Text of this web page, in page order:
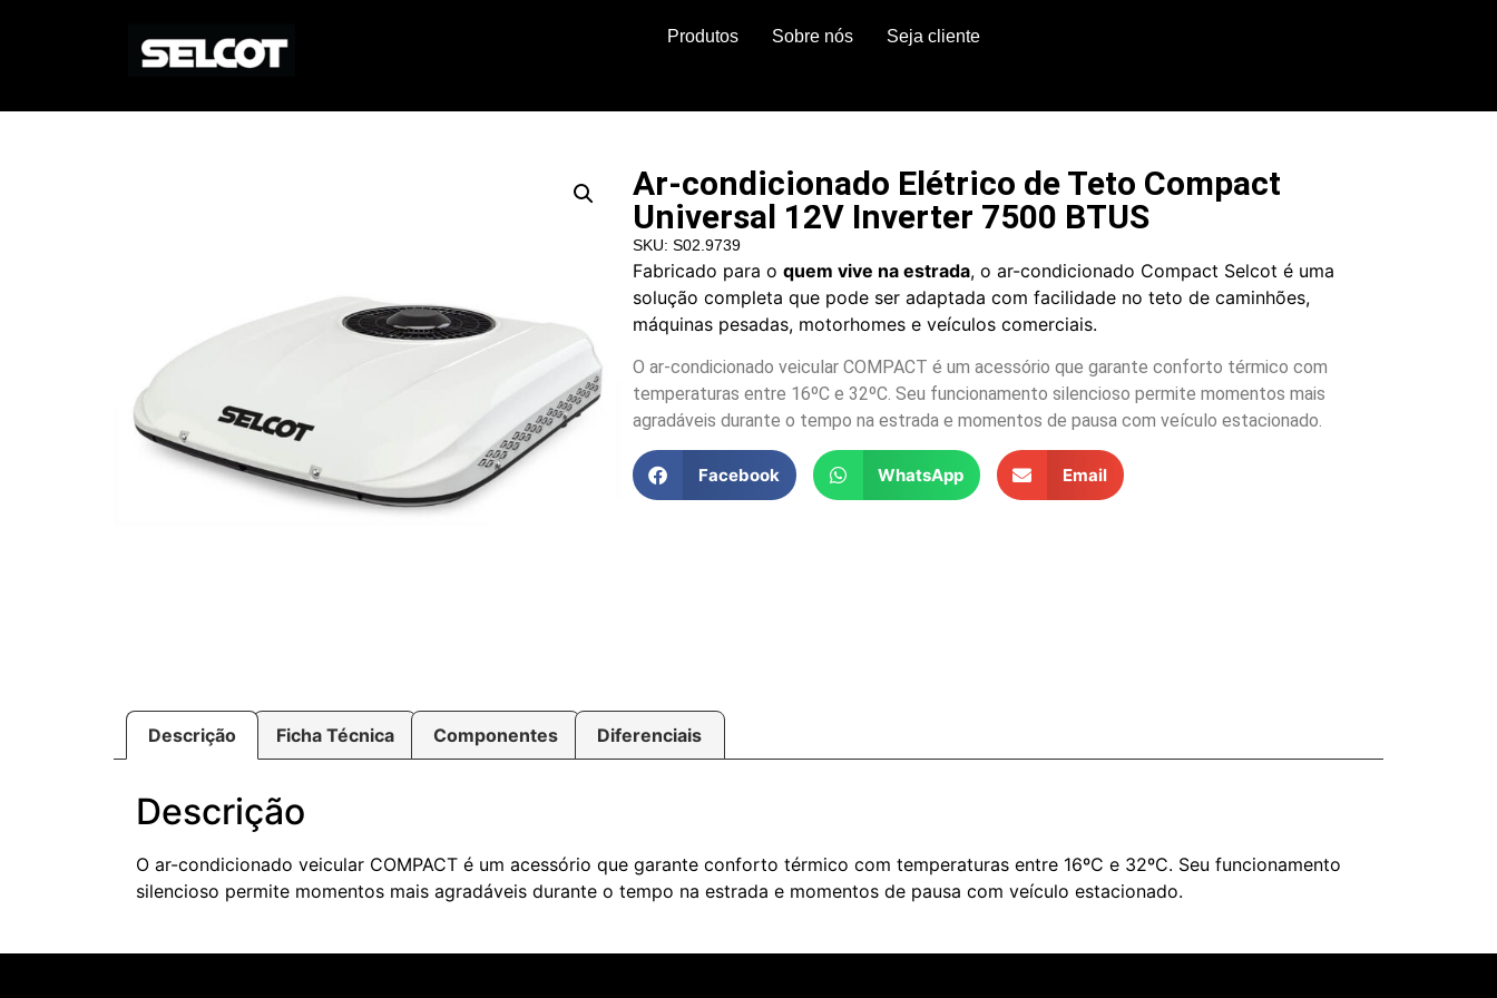
Produtos Sobre nós Seja cliente
Ar-condicionado Elétrico de Teto Compact
Universal 12V Inverter 7500 BTUS
SKU: S02.9739
Fabricado para o quem vive na estrada, o ar-condicionado Compact Selcot é uma
solução completa que pode ser adaptada com facilidade no teto de caminhões,
máquinas pesadas, motorhomes e veículos comerciais.
O ar-condicionado veicular COMPACT é um acessório que garante conforto térmico com
temperaturas entre 16ºC e 32ºC. Seu funcionamento silencioso permite momentos mais
agradáveis durante o tempo na estrada e momentos de pausa com veículo estacionado.
Facebook WhatsApp Email
Descrição Ficha Técnica Componentes Diferenciais
Descrição
O ar-condicionado veicular COMPACT é um acessório que garante conforto térmico com temperaturas entre 16ºC e 32ºC. Seu funcionamento
silencioso permite momentos mais agradáveis durante o tempo na estrada e momentos de pausa com veículo estacionado.